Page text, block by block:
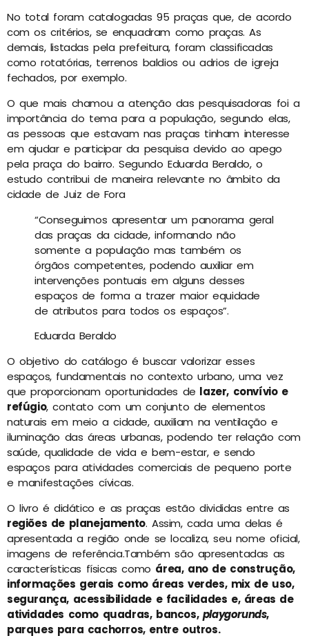
No total foram catalogadas 95 praças que, de acordo
com os critérios, se enquadram como praças. As
demais, listadas pela prefeitura, foram classificadas
como rotatórias, terrenos baldios ou adrios de igreja
fechados, por exemplo.
O que mais chamou a atenção das pesquisadoras foi a
importância do tema para a população, segundo elas,
as pessoas que estavam nas praças tinham interesse
em ajudar e participar da pesquisa devido ao apego
pela praça do bairro. Segundo Eduarda Beraldo, o
estudo contribui de maneira relevante no âmbito da
cidade de Juiz de Fora
“Conseguimos apresentar um panorama geral
das praças da cidade, informando não
somente a população mas também os
órgãos competentes, podendo auxiliar em
intervenções pontuais em alguns desses
espaços de forma a trazer maior equidade
de atributos para todos os espaços”.
Eduarda Beraldo
O objetivo do catálogo é buscar valorizar esses
espaços, fundamentais no contexto urbano, uma vez
que proporcionam oportunidades de lazer, convívio e
refúgio, contato com um conjunto de elementos
naturais em meio a cidade, auxiliam na ventilação e
iluminação das áreas urbanas, podendo ter relação com
saúde, qualidade de vida e bem-estar, e sendo
espaços para atividades comerciais de pequeno porte
e manifestações cívicas.
O livro é didático e as praças estão divididas entre as
regiões de planejamento. Assim, cada uma delas é
apresentada a região onde se localiza, seu nome oficial,
imagens de referência.Também são apresentadas as
características físicas como área, ano de construção,
informações gerais como áreas verdes, mix de uso,
segurança, acessibilidade e facilidades e, áreas de
atividades como quadras, bancos, playgorunds,
parques para cachorros, entre outros.